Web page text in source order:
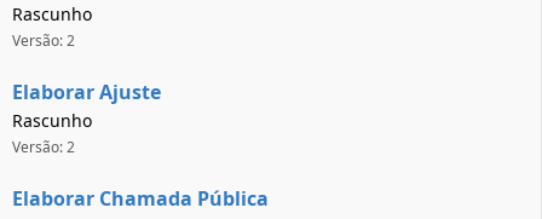
Rascunho
Versão: 2
Elaborar Ajuste
Rascunho
Versão: 2
Elaborar Chamada Pública